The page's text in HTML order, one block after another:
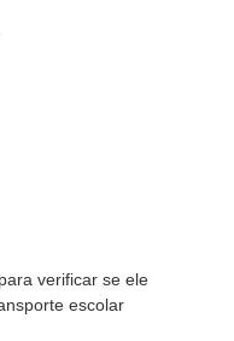
verificar se ele
escolar